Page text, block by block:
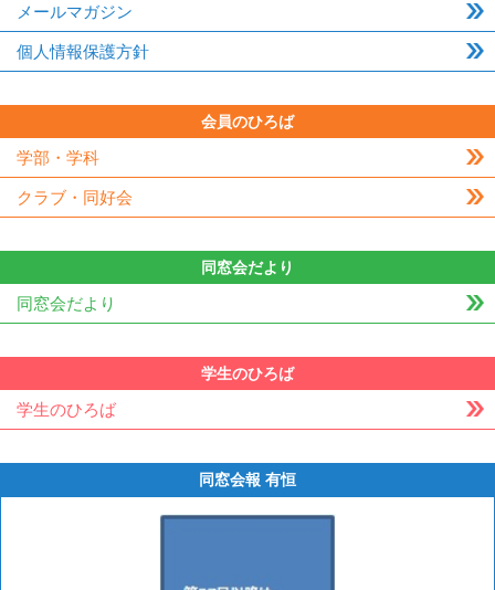
メールマガジン
個人情報保護方針
会員のひろば
学部・学科
クラブ・同好会
同窓会だより
同窓会だより
学生のひろば
学生のひろば
同窓会報 有恒